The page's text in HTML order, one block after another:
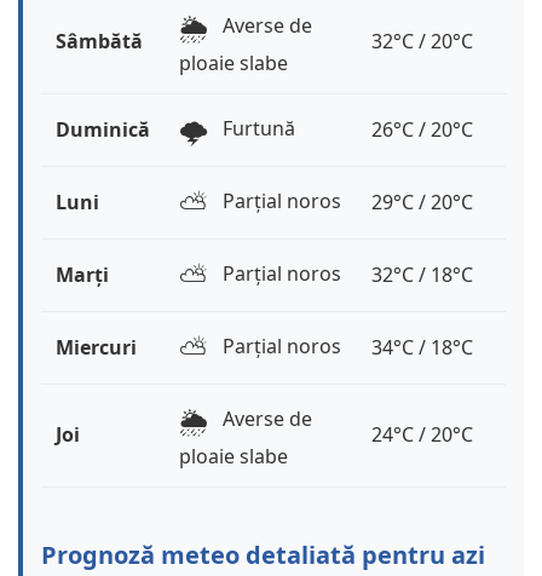
Sâmbătă 🌦️ Averse de
ploaie slabe
32°C / 20°C
Duminică 🌩️ Furtună 26°C / 20°C
Luni ⛅️ Parțial noros 29°C / 20°C
Marți ⛅️ Parțial noros 32°C / 18°C
Miercuri ⛅️ Parțial noros 34°C / 18°C
Joi 🌦️ Averse de
ploaie slabe
24°C / 20°C
Prognoză meteo detaliată pentru azi